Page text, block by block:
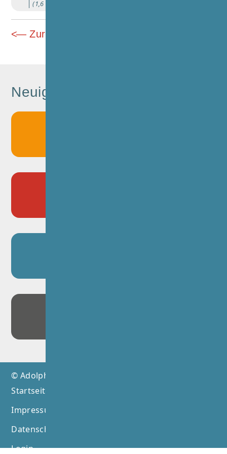
(1,6 MiB)
Zurück
Neuigkeiten
© Adolph-Diesterweg-Schule Hamburg 2026
Startseite
Impressum
Datenschutz
Login